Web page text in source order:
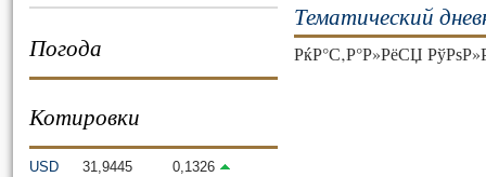
Погода
Котировки
USD 31,9445
0,1326
Тематический
РќР°С‚Р°Р»РёСЏ